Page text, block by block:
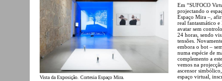
Vista da Exposição. Cortesia Espaço Mira.
Em “SUFOCO
projectando o
Espaço Mira –,
real fantasmático
avatar sem
24 horas, sendo
tensões.
embora o bot –
numa espécie de
complemento a
vemos na
ascensor
espaço virtual,